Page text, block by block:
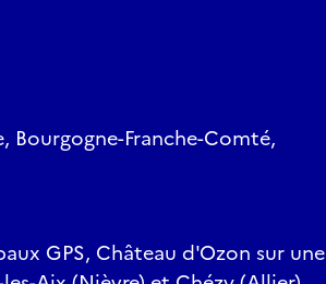
Bourgogne-Franche-Comté,
GPS, Château d'Ozon sur une